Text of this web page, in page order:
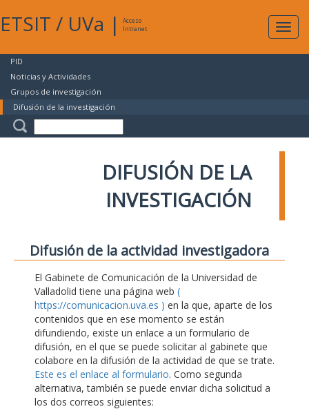
ETSIT / UVa |
Acceso
Intranet
PID
Noticias y Actividades
Grupos de investigación
Difusión de la investigación
DIFUSIÓN DE LA
INVESTIGACIÓN
Difusión de la actividad investigadora
El Gabinete de Comunicación de la Universidad de
Valladolid tiene una página web (
https://comunicacion.uva.es ) en la que, aparte de los
contenidos que en ese momento se están
difundiendo, existe un enlace a un formulario de
difusión, en el que se puede solicitar al gabinete que
colabore en la difusión de la actividad de que se trate.
Este es el enlace al formulario. Como segunda
alternativa, también se puede enviar dicha solicitud a
los dos correos siguientes: